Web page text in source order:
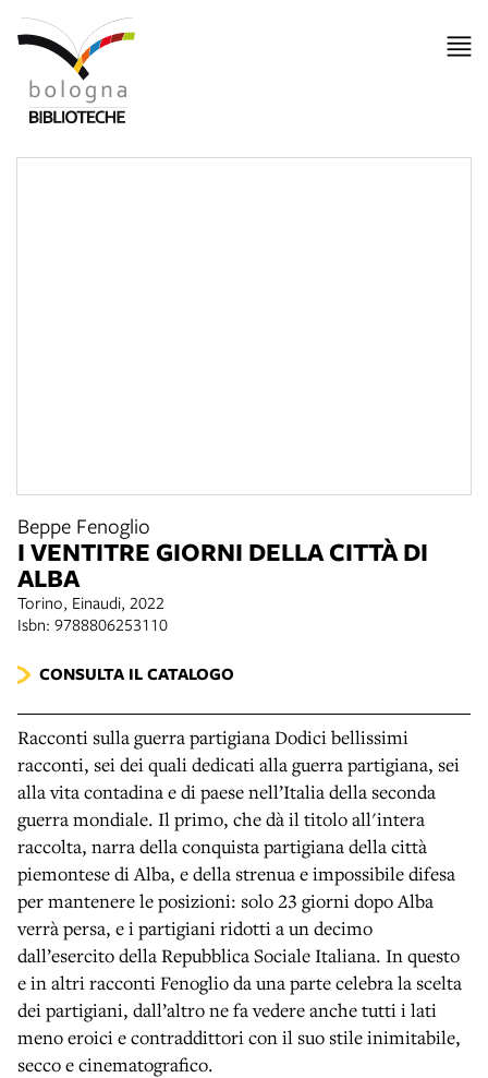
Beppe Fenoglio
I VENTITRE GIORNI DELLA CITTÀ DI
ALBA
Torino, Einaudi, 2022
Isbn: 9788806253110
CONSULTA IL CATALOGO
Racconti sulla guerra partigiana Dodici bellissimi
racconti, sei dei quali dedicati alla guerra partigiana, sei
alla vita contadina e di paese nell’Italia della seconda
guerra mondiale. Il primo, che dà il titolo all'intera
raccolta, narra della conquista partigiana della città
piemontese di Alba, e della strenua e impossibile difesa
per mantenere le posizioni: solo 23 giorni dopo Alba
verrà persa, e i partigiani ridotti a un decimo
dall’esercito della Repubblica Sociale Italiana. In questo
e in altri racconti Fenoglio da una parte celebra la scelta
dei partigiani, dall’altro ne fa vedere anche tutti i lati
meno eroici e contraddittori con il suo stile inimitabile,
secco e cinematografico.